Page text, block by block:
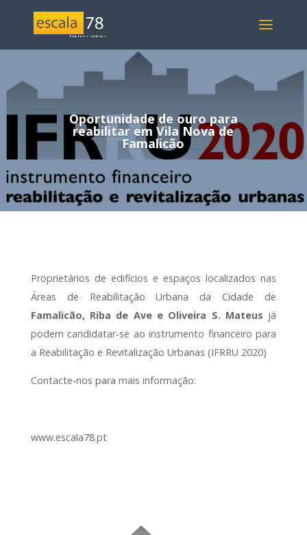
Oportunidade de ouro para
reabilitar em Vila Nova de
Famalicão
Proprietários de edifícios e espaços localizados nas
Áreas de Reabilitação Urbana da Cidade de
Famalicão, Riba de Ave e Oliveira S. Mateus já
podem candidatar-se ao instrumento financeiro para
a Reabilitação e Revitalização Urbanas (IFRRU 2020)
Contacte-nos para mais informação:
www.escala78.pt